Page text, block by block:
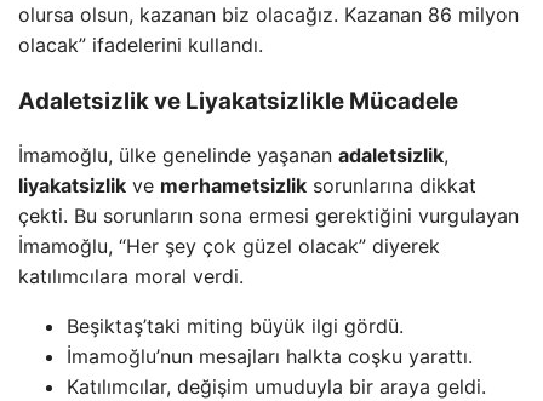
olursa olsun, kazanan biz olacağız. Kazanan 86 milyon
olacak” ifadelerini kullandı.
Adaletsizlik ve Liyakatsizlikle Mücadele
İmamoğlu, ülke genelinde yaşanan adaletsizlik,
liyakatsizlik ve merhametsizlik sorunlarına dikkat
çekti. Bu sorunların sona ermesi gerektiğini vurgulayan
İmamoğlu, “Her şey çok güzel olacak” diyerek
katılımcılara moral verdi.
Beşiktaş’taki miting büyük ilgi gördü.
İmamoğlu’nun mesajları halkta coşku yarattı.
Katılımcılar, değişim umuduyla bir araya geldi.